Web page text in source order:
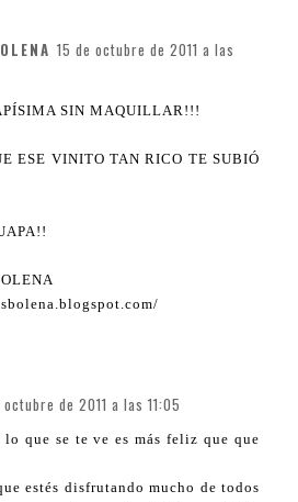
15 de octubre de 2011 a las
SIN MAQUILLAR!!!
ESE VINITO TAN RICO TE SUBIÓ
octubre de 2011 a las 11:05
lo que se te ve es más feliz que que
estés disfrutando mucho de todos